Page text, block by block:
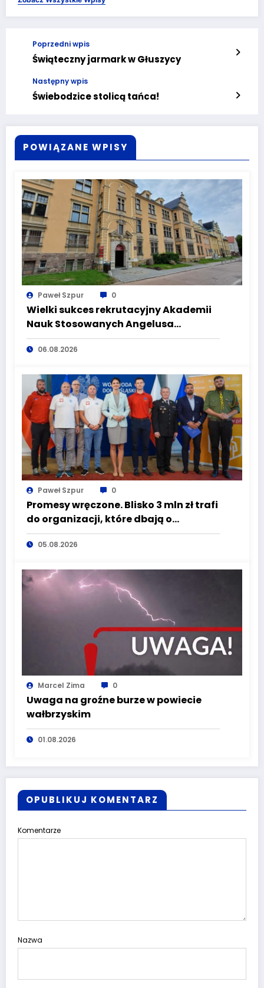
Poprzedni wpis
Świąteczny jarmark w Głuszycy
Następny wpis
Świebodzice stolicą tańca!
POWIĄZANE WPISY
Paweł Szpur 0
Wielki sukces rekrutacyjny Akademii
Nauk Stosowanych Angelusa
Silesiusa! Uczelnia bije rekordy, ale Ty
wciąż masz szansę – weź udział w II
06.08.2026
Paweł Szpur 0
Promesy wręczone. Blisko 3 mln zł trafi
do organizacji, które dbają o
bezpieczeństwo mieszkańców
Dolnego Śląska
05.08.2026
Marcel Zima 0
Uwaga na groźne burze w powiecie
wałbrzyskim
01.08.2026
OPUBLIKUJ KOMENTARZ
Komentarze
Nazwa